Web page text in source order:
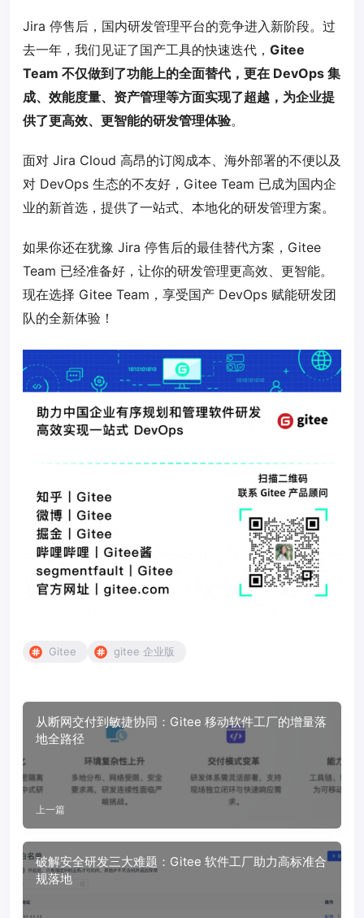
Jira 停售后，国内研发管理平台的竞争进入新阶段。过
去一年，我们见证了国产工具的快速迭代， Gitee
Team 不仅做到了功能上的全面替代，更在 DevOps 集
成、效能度量、资产管理等方面实现了超越，为企业提
供了更高效、更智能的研发管理体验。
面对 Jira Cloud 高昂的订阅成本、海外部署的不便以及
对 DevOps 生态的不友好，Gitee Team 已成为国内企
业的新首选，提供了一站式、本地化的研发管理方案。
如果你还在犹豫 Jira 停售后的最佳替代方案，Gitee
Team 已经准备好，让你的研发管理更高效、更智能。
现在选择 Gitee Team，享受国产 DevOps 赋能研发团
队的全新体验！
Gitee gitee 企业版
从断网交付到敏捷协同：Gitee 移动软件工厂的增量落
地全路径
上一篇
破解安全研发三大难题：Gitee 软件工厂助力高标准合
规落地